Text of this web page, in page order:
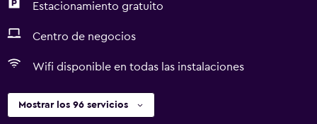
Estacionamiento gratuito
Centro de negocios
Wifi disponible en todas las instalaciones
Mostrar los 96 servicios